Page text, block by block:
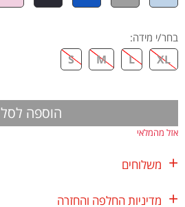
בחר/י מידה:
XL
L
M
S
הוספה לסל
אזל מהמלאי
משלוחים
מדיניות החלפה והחזרה